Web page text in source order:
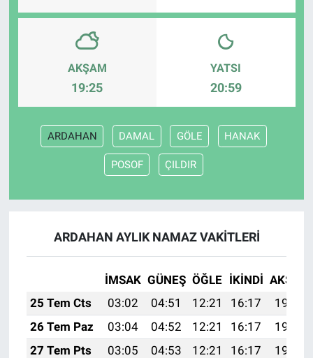
AKŞAM
19:25
YATSI
20:59
ARDAHAN DAMAL GÖLE HANAK
POSOF ÇILDIR
ARDAHAN AYLIK NAMAZ VAKITLERI
İMSAK GÜNEŞ ÖĞLE İKINDI AKŞAM
25 Tem Cts
03:02 04:51 12:21 16:17
19:41
26 Tem Paz
03:04 04:52 12:21 16:17
19:40
27 Tem Pts
03:05 04:53 12:21 16:17
19:39